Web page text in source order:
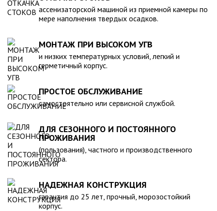
компанией, произведена в полном соответствии с
действующими стандартами и полностью безопасна в
экологическом отношении.
ассенизаторской машиной из приемной камеры по
мере наполнения твердых осадков.
МОНТАЖ ПРИ ВЫСОКОМ УГВ
и низких температурных условий, легкий и
герметичный корпус.
ПРОСТОЕ ОБСЛУЖИВАНИЕ
самостоятельно или сервисной службой.
ДЛЯ СЕЗОННОГО И ПОСТОЯННОГО
ПРОЖИВАНИЯ
(пользования), частного и производственного
сектора.
НАДЕЖНАЯ КОНСТРУКЦИЯ
гарантия до 25 лет, прочный, морозостойкий
корпус.